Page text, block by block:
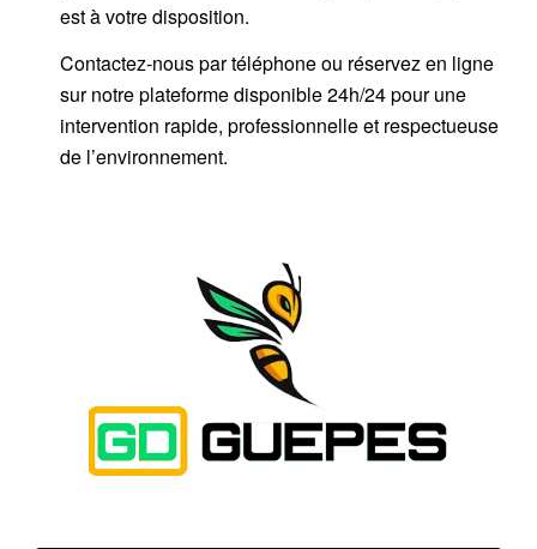
est à votre disposition.
Contactez-nous partéléphoneou réservez en ligne
sur notre plateforme disponible 24h/24pour une
intervention rapide, professionnelle et respectueuse
de l’environnement.